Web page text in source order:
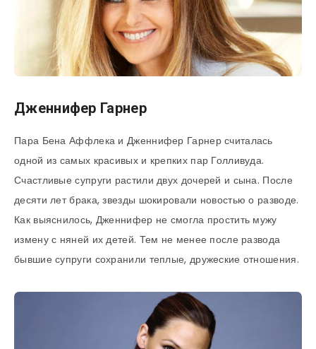
Дженнифер Гарнер
Пара Бена Аффлека и Дженнифер Гарнер считалась
одной из самых красивых и крепких пар Голливуда.
Счастливые супруги растили двух дочерей и сына. После
десяти лет брака, звезды шокировали новостью о разводе.
Как выяснилось, Дженнифер не смогла простить мужу
измену с няней их детей. Тем не менее после развода
бывшие супруги сохранили теплые, дружеские отношения.